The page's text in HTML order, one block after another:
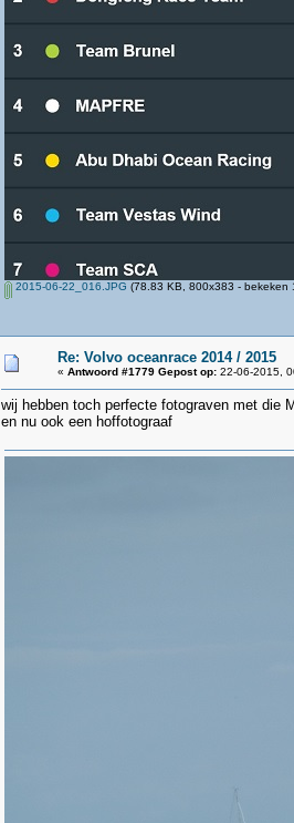
2015-06-22_016.JPG (78.83 KB, 800x383 - bekeken
Re: Volvo oceanrace 2014 / 2015
« Antwoord #1779 Gepost op: 22-06-2015,
wij hebben toch perfecte fotograven met die
en nu ook een hoffotograaf